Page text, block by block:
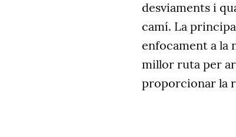
desviaments i
camí. La
enfocament a la
millor ruta per
proporcionar la